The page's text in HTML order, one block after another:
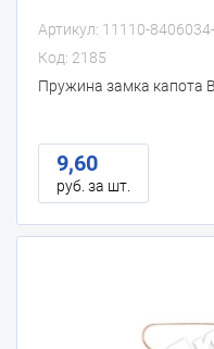
Артикул: 11110-
Код: 2185
Пружина замка капота
9,60
руб. за шт.